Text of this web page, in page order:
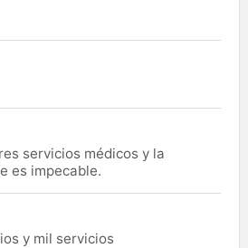
servicios médicos y la
es impecable.
y mil servicios